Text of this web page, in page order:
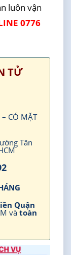
luôn vận
0776
TỬ
– CÓ MẶT
Tân
Quận
và toàn